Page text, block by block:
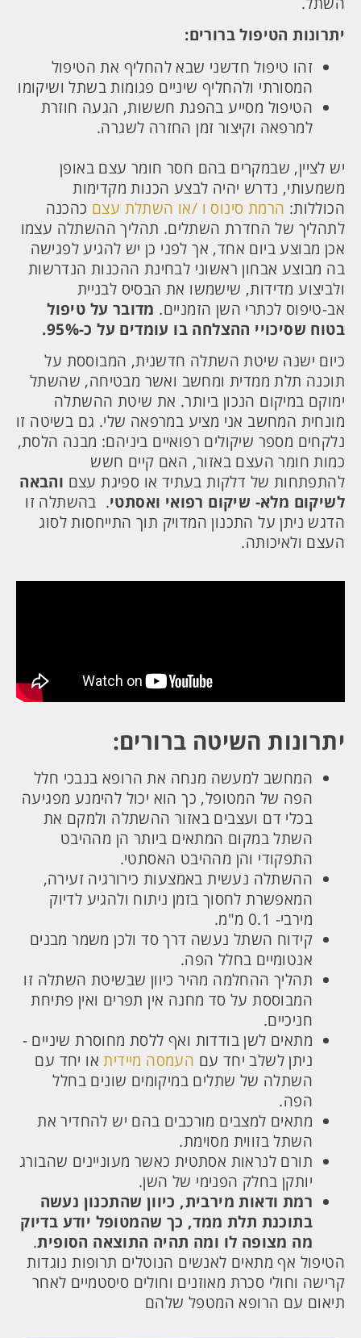
יתרונות הטיפול ברורים:
זהו טיפול חדשני שבא להחליף את הטיפול
המסורתי ולהחליף שיניים פגומות בשתל ושיקומו
הטיפול מסייע בהפגת חששות, הגעה חוזרת
למרפאה וקיצור זמן החזרה לשגרה.
יש לציין, שבמקרים בהם חסר חומר עצם באופן
משמעותי, נדרש יהיה לבצע הכנות מקדימות
הכוללות: הרמת סינוס ו /או השתלת עצם כהכנה
לתהליך של החדרת השתלים. תהליך ההשתלה עצמו
אכן מבוצע ביום אחד, אך לפני כן יש להגיע לפגישה
בה מבוצע אבחון ראשוני לבחינת ההכנות הנדרשות
ולביצוע מדידות, שישמשו את הבסיס לבניית
אב-טיפוס לכתרי השן הזמניים. מדובר על טיפול
בטוח שסיכויי ההצלחה בו עומדים על כ-95%.
כיום ישנה שיטת השתלה חדשנית, המבוססת על
תוכנה תלת ממדית ומחשב ואשר מבטיחה, שהשתל
ימוקם במיקום הנכון ביותר. את שיטת ההשתלה
מונחית המחשב אני מציע במרפאה שלי. גם בשיטה זו
נלקחים מספר שיקולים רפואיים ביניהם: מבנה הלסת,
כמות חומר העצם באזור, האם קיים חשש
להתפתחות של דלקות בעתיד או ספיגת עצם והבאה
לשיקום מלא- שיקום רפואי ואסתטי. בהשתלה זו
הדגש ניתן על התכנון המדויק תוך התייחסות לסוג
העצם ולאיכותה.
יתרונות השיטה ברורים:
המחשב למעשה מנחה את הרופא בנבכי חלל
הפה של המטופל, כך הוא יכול להימנע מפגיעה
בכלי דם ועצבים באזור ההשתלה ולמקם את
השתל במקום המתאים ביותר הן מההיבט
התפקודי והן מההיבט האסתטי.
ההשתלה נעשית באמצעות כירורגיה זעירה,
המאפשרת לחסוך בזמן ניתוח ולהגיע לדיוק
מירבי- 0.1 מ"מ.
קידוח השתל נעשה דרך סד ולכן משמר מבנים
אנטומיים בחלל הפה.
תהליך ההחלמה מהיר כיוון שבשיטת השתלה זו
המבוססת על סד מחנה אין תפרים ואין פתיחת
חניכיים.
מתאים לשן בודדות ואף ללסת מחוסרת שיניים -
ניתן לשלב יחד עם העמסה מיידיתאו יחד עם
השתלה של שתלים במיקומים שונים בחלל
הפה.
מתאים למצבים מורכבים בהם יש להחדיר את
השתל בזווית מסוימת.
תורם לנראות אסתטית כאשר מעוניינים שהבורג
יותקן בחלק הפנימי של השן.
רמת ודאות מירבית, כיוון שהתכנון נעשה
בתוכנת תלת ממד, כך שהמטופל יודע בדיוק
מה מצופה לו ומה תהיה התוצאה הסופית.
הטיפול אף מתאים לאנשים הנוטלים תרופות נוגדות
קרישה וחולי סכרת מאוזנים וחולים סיסטמיים לאחר
תיאום עם הרופא המטפל שלהם